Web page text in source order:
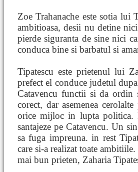
Zoe Trahanache este sotia lui
ambitioasa, desii nu detine
pierde siguranta de sine nici
conduca bine si barbatul si
Tipatescu este prietenul lui
prefect el conduce judetul
Catavencu functii si da ordin
corect, dar asemenea
orice mijloc in lupta politica.
santajeze pe Catavencu. Un
sa fuga impreuna. in rest
care si-a realizat toate
mai bun prieten, Zaharia